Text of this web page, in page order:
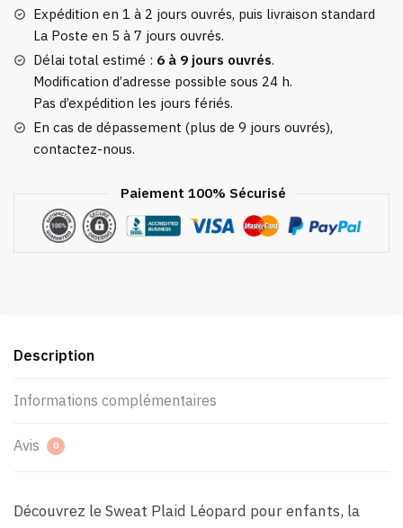
-
Pull
Plaid
Polaire
Capuche
Expédition en 1 à 2 jours ouvrés, puis livraison standard
La Poste en 5 à 7 jours ouvrés.
Délai total estimé : 6 à 9 jours ouvrés.
Modification d’adresse possible sous 24 h.
Pas d’expédition les jours fériés.
En cas de dépassement (plus de 9 jours ouvrés),
contactez-nous.
Paiement 100% Sécurisé
Description
Informations complémentaires
Avis 0
Découvrez le Sweat Plaid Léopard pour enfants, la